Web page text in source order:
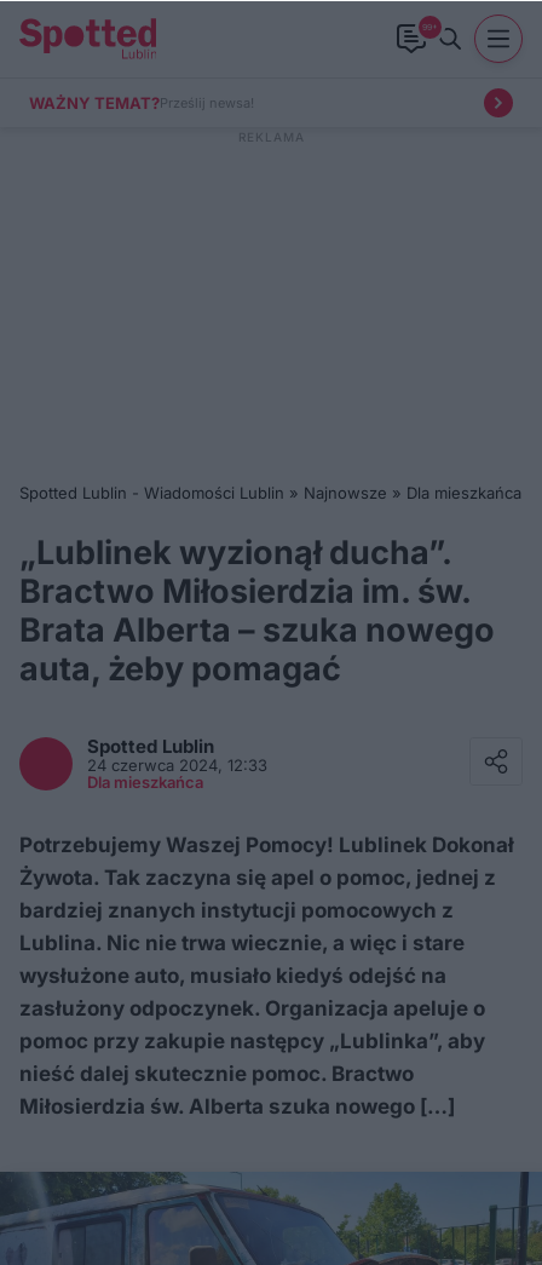
99+
WAŻNY TEMAT?Prześlij newsa!
Spotted Lublin - Wiadomości Lublin » Najnowsze » Dla mieszkańca
„Lublinek wyzionął ducha”.
Bractwo Miłosierdzia im. św.
Brata Alberta – szuka nowego
auta, żeby pomagać
Spotted Lublin
24 czerwca 2024, 12:33
Dla mieszkańca
Potrzebujemy Waszej Pomocy! Lublinek Dokonał
Żywota. Tak zaczyna się apel o pomoc, jednej z
bardziej znanych instytucji pomocowych z
Lublina. Nic nie trwa wiecznie, a więc i stare
wysłużone auto, musiało kiedyś odejść na
zasłużony odpoczynek. Organizacja apeluje o
pomoc przy zakupie następcy „Lublinka”, aby
nieść dalej skutecznie pomoc. Bractwo
Miłosierdzia św. Alberta szuka nowego […]